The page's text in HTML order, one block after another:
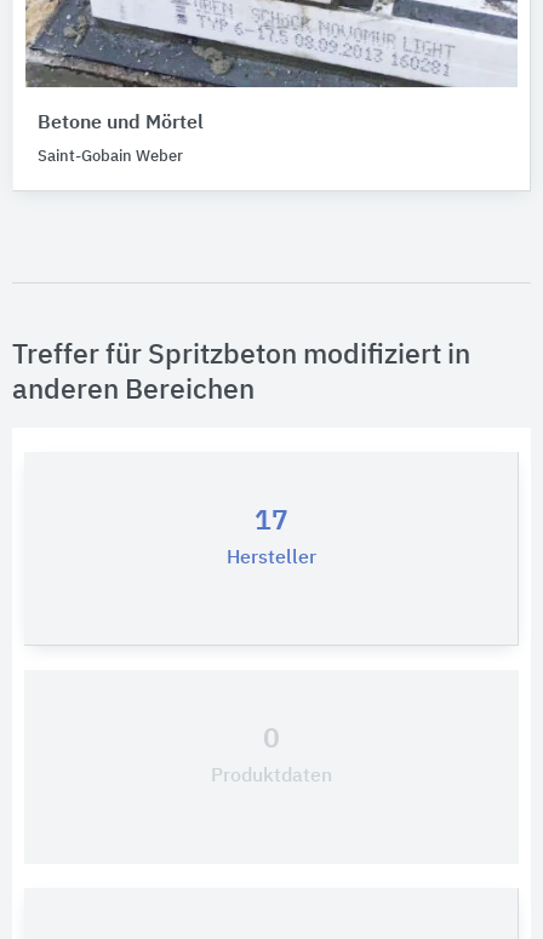
Art Beton
Bitte auswählen
Betone und Mörtel
Saint-Gobain Weber
Treffer für Spritzbeton modifiziert in
anderen Bereichen
17
Hersteller
0
Produktdaten